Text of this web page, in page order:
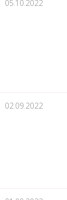
05.10.2022
02.09.2022